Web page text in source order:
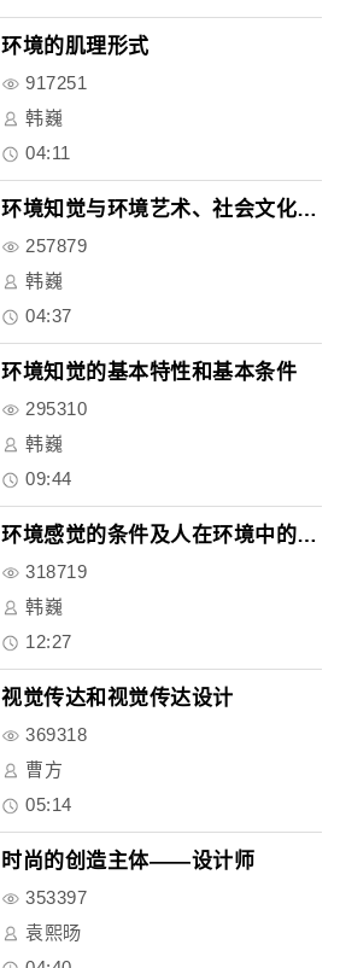
环境的肌理形式
917251
韩巍
04:11
环境知觉与环境艺术、社会文化的..
257879
韩巍
04:37
环境知觉的基本特性和基本条件
295310
韩巍
09:44
环境感觉的条件及人在环境中的状..
318719
韩巍
12:27
视觉传达和视觉传达设计
369318
曹方
05:14
时尚的创造主体——设计师
353397
袁熙旸